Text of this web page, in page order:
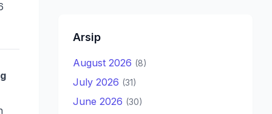
Arsip
August 2026 (8)
July 2026 (31)
June 2026 (30)